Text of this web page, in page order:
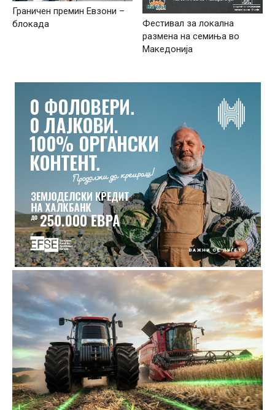
Граничен премин Евзони –
блокада
Фестивал за локална
размена на семиња во
Македонија